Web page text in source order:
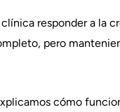
responder a la
pero
cómo